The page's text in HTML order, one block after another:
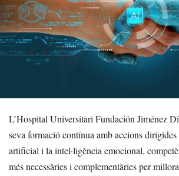
L’Hospital Universitari Fundación Jiménez
seva formació contínua amb accions dirigides
artificial i la intel·ligència emocional,
més necessàries i complementàries per